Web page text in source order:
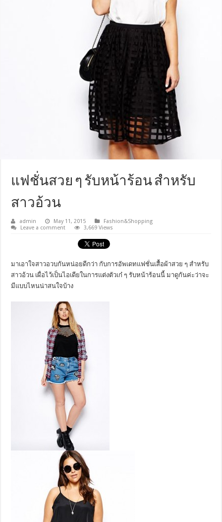
แฟชั่นสวย ๆ รับหน้าร้อน สำหรับ
สาวอ้วน
admin May 11, 2015
Fashion&Shopping
Leave a comment
3,669 Views
มาเอาใจสาวอวบกันหน่อยดีกว่า กับการอัพเดทแฟชั่นเสื้อผ้าสวย ๆ สำหรับ
สาวอ้วน เผื่อไว้เป็นไอเดียในการแต่งตัวเก๋ ๆ รับหน้าร้อนนี้ มาดูกันค่ะว่าจะ
มีแบบไหนน่าสนใจบ้าง